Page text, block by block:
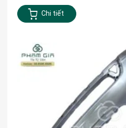
Chi tiết